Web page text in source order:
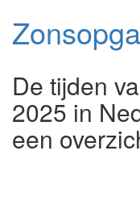
De tijden
2025 in
een